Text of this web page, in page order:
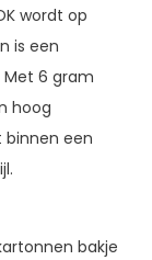
wordt op
is een
6 gram
hoog
een
bakje